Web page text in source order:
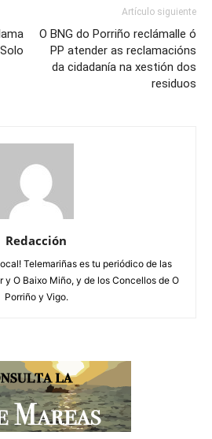
Artículo siguiente
O BNG do Porriño reclámalle ó
PP atender as reclamacións
da cidadanía na xestión dos
residuos
Redacción
Telemariñas es tu periódico de las
y O Baixo Miño, y de los Concellos de O
Porriño y Vigo.